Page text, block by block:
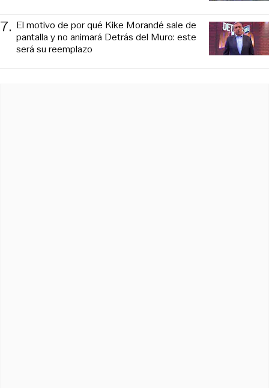
7. El motivo de por qué Kike Morandé sale de
pantalla y no animará Detrás del Muro: este
será su reemplazo